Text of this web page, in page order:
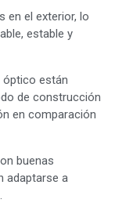
en el exterior, lo
estable y
óptico están
de construcción
en comparación
buenas
adaptarse a